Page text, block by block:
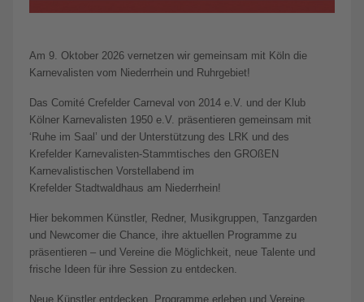
Am 9. Oktober 2026 vernetzen wir gemeinsam mit Köln die
Karnevalisten vom Niederrhein und Ruhrgebiet!
Das Comité Crefelder Carneval von 2014 e.V. und der Klub
Kölner Karnevalisten 1950 e.V. präsentieren gemeinsam mit
‘Ruhe im Saal’ und der Unterstützung des LRK und des
Krefelder Karnevalisten-Stammtisches den GROßEN
Karnevalistischen Vorstellabend im
Krefelder Stadtwaldhaus am Niederrhein!
Hier bekommen Künstler, Redner, Musikgruppen, Tanzgarden
und Newcomer die Chance, ihre aktuellen Programme zu
präsentieren – und Vereine die Möglichkeit, neue Talente und
frische Ideen für ihre Session zu entdecken.
Neue Künstler entdecken, Programme erleben und Vereine